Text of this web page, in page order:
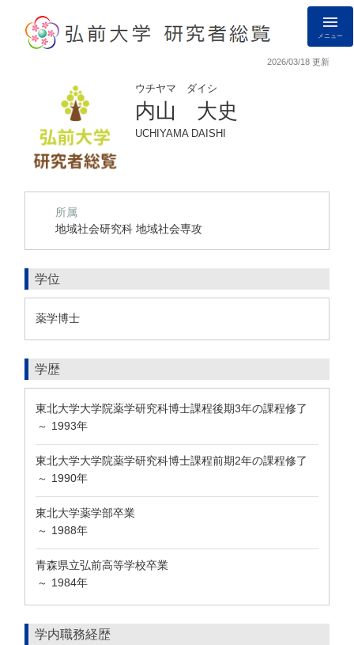
メニュー
2026/03/18 更新
ウチヤマ ダイシ
内山 大史
UCHIYAMA DAISHI
所属
地域社会研究科 地域社会専攻
学位
薬学博士
学歴
東北大学大学院薬学研究科博士課程後期3年の課程修了
～ 1993年
東北大学大学院薬学研究科博士課程前期2年の課程修了
～ 1990年
東北大学薬学部卒業
～ 1988年
青森県立弘前高等学校卒業
～ 1984年
学内職務経歴